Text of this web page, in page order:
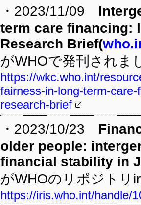
・2023/11/09
term care financing:
Research Brief(
がWHOで発刊されま
https://wkc.who.int/
fairness-in-long-term-
research-brief
・2023/10/23
older people:
financial stability in
がWHOのリポジトリ
https://iris.who.int/handle/